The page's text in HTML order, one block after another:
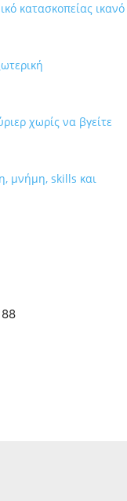
κατασκοπείας ικανό
χωρίς να βγείτε
μνήμη, skills και